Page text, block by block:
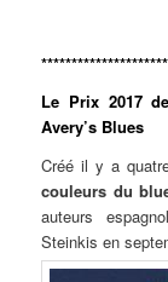
Le Prix 2017
Avery’s Blues
Créé il y a
couleurs du
auteurs
Steinkis en